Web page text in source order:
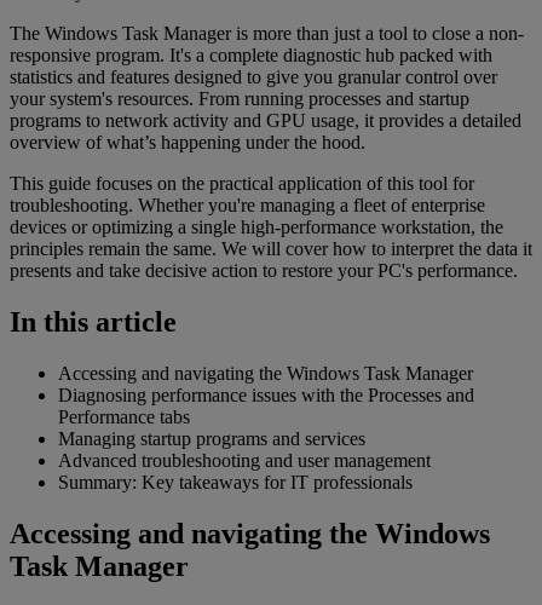
The Windows Task Manager is more than just a tool to close a non-
responsive program. It's a complete diagnostic hub packed with
statistics and features designed to give you granular control over
your system's resources. From running processes and startup
programs to network activity and GPU usage, it provides a detailed
overview of what’s happening under the hood.
This guide focuses on the practical application of this tool for
troubleshooting. Whether you're managing a fleet of enterprise
devices or optimizing a single high-performance workstation, the
principles remain the same. We will cover how to interpret the data it
presents and take decisive action to restore your PC's performance.
In this article
Accessing and navigating the Windows Task Manager
Diagnosing performance issues with the Processes and
Performance tabs
Managing startup programs and services
Advanced troubleshooting and user management
Summary: Key takeaways for IT professionals
Accessing and navigating the Windows
Task Manager